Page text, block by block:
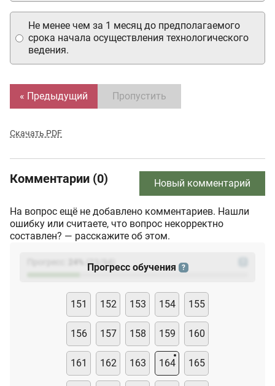
Не менее чем за 1 месяц до предполагаемого
срока начала осуществления технологического
ведения.
« Предыдущий Пропустить
Скачать PDF
Комментарии (0) Новый комментарий
На вопрос ещё не добавлено комментариев. Нашли
ошибку или считаете, что вопрос некорректно
составлен? — расскажите об этом.
(23
Прогресс обучения ?
151 152 153 154 155
156 157 158 159 160
161 162 163 164 165